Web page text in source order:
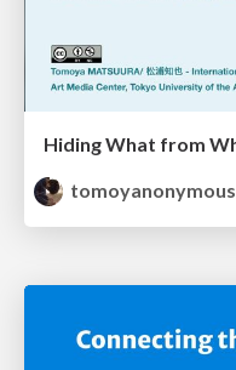
tomoyanonymous